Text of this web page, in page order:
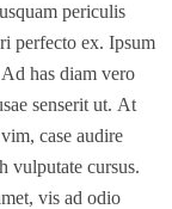
periculis
perfecto ex. Ipsum
has diam vero
senserit ut. At
case audire
vulputate cursus.
vis ad odio